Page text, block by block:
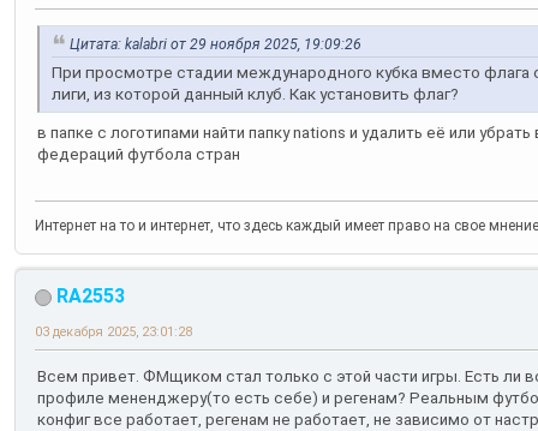
Цитата: kalabri от 29 ноября 2025, 19:09:26
При просмотре стадии международного кубка вместо флага
лиги, из которой данный клуб. Как установить флаг?
в папке с логотипами найти папку nations и удалить её или
федераций футбола стран
Интернет на то и интернет, что здесь каждый имеет право на свое
RA2553
03 декабря 2025, 23:01:28
Всем привет. ФМщиком стал только с этой части игры. Есть ли
профиле мененджеру(то есть себе) и регенам? Реальным
конфиг все работает, регенам не работает, не зависимо от